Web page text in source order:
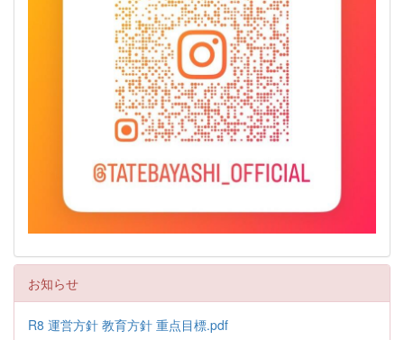
お知らせ
R8 運営方針 教育方針 重点目標.pdf